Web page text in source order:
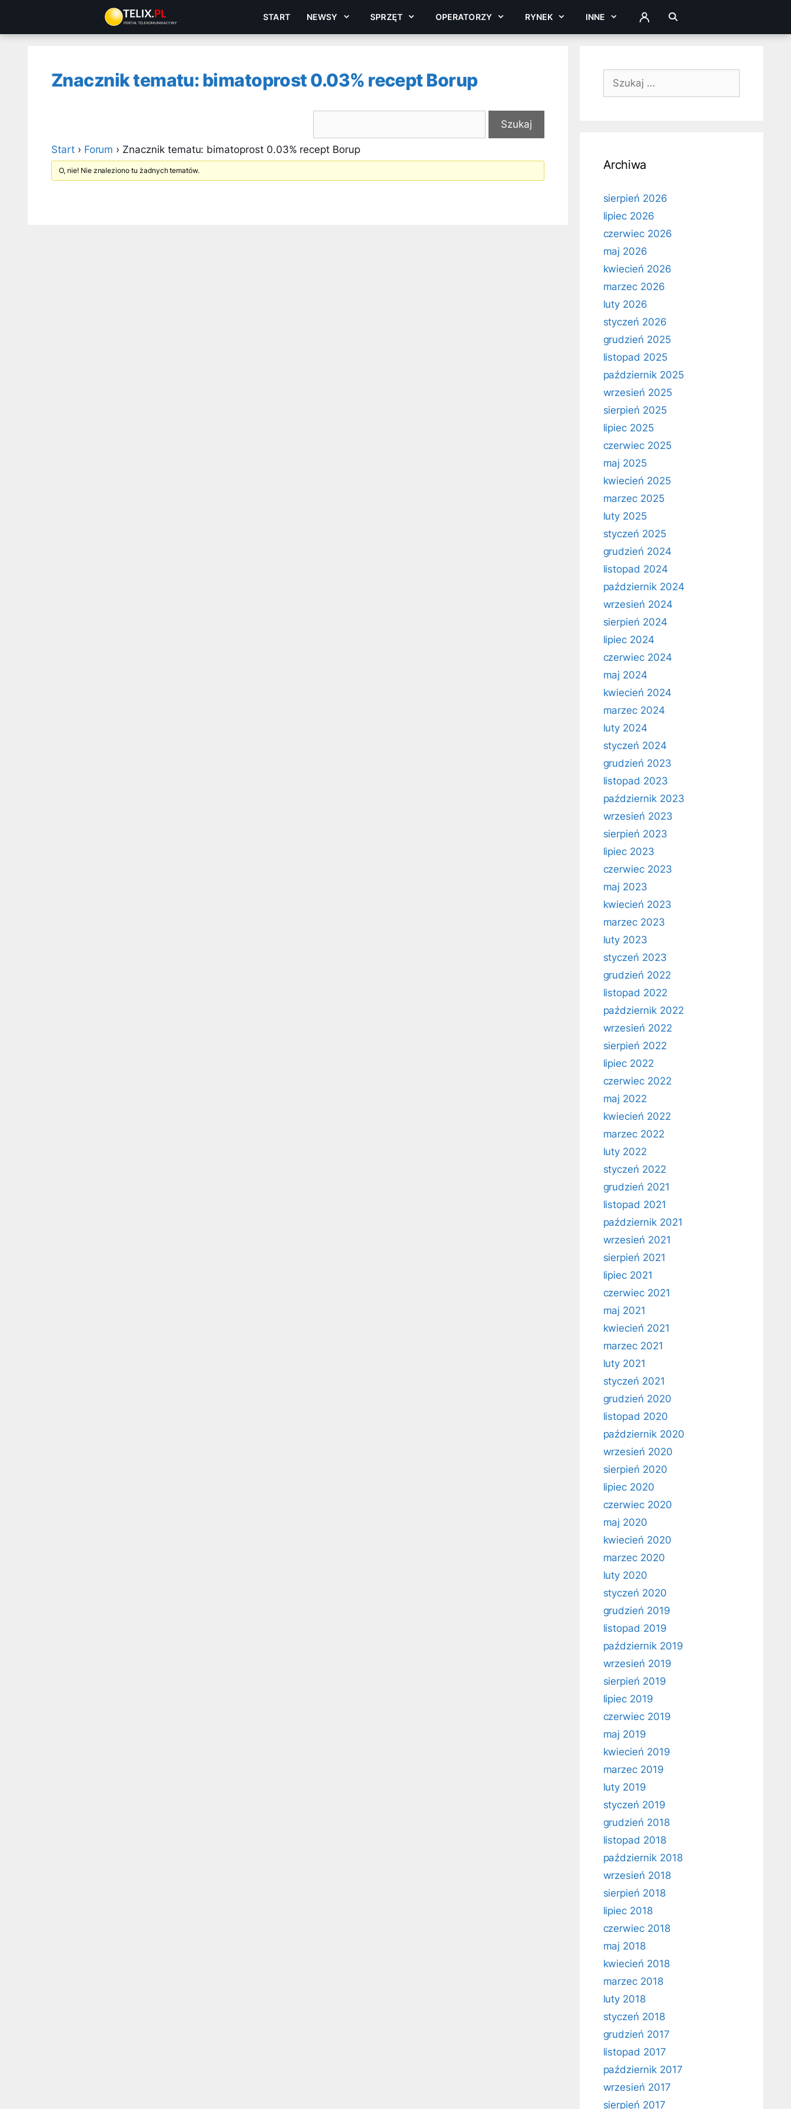
treści
START NEWSY SPRZĘT OPERATORZY RYNEK INNE ZALOGUJ
Znacznik tematu: bimatoprost 0.03% recept Borup
Start › Forum › Znacznik tematu: bimatoprost 0.03% recept Borup
O, nie! Nie znaleziono tu żadnych tematów.
Szukaj:
Archiwa
sierpień 2026
lipiec 2026
czerwiec 2026
maj 2026
kwiecień 2026
marzec 2026
luty 2026
styczeń 2026
grudzień 2025
listopad 2025
październik 2025
wrzesień 2025
sierpień 2025
lipiec 2025
czerwiec 2025
maj 2025
kwiecień 2025
marzec 2025
luty 2025
styczeń 2025
grudzień 2024
listopad 2024
październik 2024
wrzesień 2024
sierpień 2024
lipiec 2024
czerwiec 2024
maj 2024
kwiecień 2024
marzec 2024
luty 2024
styczeń 2024
grudzień 2023
listopad 2023
październik 2023
wrzesień 2023
sierpień 2023
lipiec 2023
czerwiec 2023
maj 2023
kwiecień 2023
marzec 2023
luty 2023
styczeń 2023
grudzień 2022
listopad 2022
październik 2022
wrzesień 2022
sierpień 2022
lipiec 2022
czerwiec 2022
maj 2022
kwiecień 2022
marzec 2022
luty 2022
styczeń 2022
grudzień 2021
listopad 2021
październik 2021
wrzesień 2021
sierpień 2021
lipiec 2021
czerwiec 2021
maj 2021
kwiecień 2021
marzec 2021
luty 2021
styczeń 2021
grudzień 2020
listopad 2020
październik 2020
wrzesień 2020
sierpień 2020
lipiec 2020
czerwiec 2020
maj 2020
kwiecień 2020
marzec 2020
luty 2020
styczeń 2020
grudzień 2019
listopad 2019
październik 2019
wrzesień 2019
sierpień 2019
lipiec 2019
czerwiec 2019
maj 2019
kwiecień 2019
marzec 2019
luty 2019
styczeń 2019
grudzień 2018
listopad 2018
październik 2018
wrzesień 2018
sierpień 2018
lipiec 2018
czerwiec 2018
maj 2018
kwiecień 2018
marzec 2018
luty 2018
styczeń 2018
grudzień 2017
listopad 2017
październik 2017
wrzesień 2017
sierpień 2017